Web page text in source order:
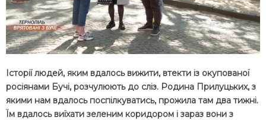
Історії людей, яким вдалось вижити, втекти із окупованої
росіянами Бучі, розчулюють до сліз. Родина Прилуцьких, з
якими нам вдалось поспілкуватись, прожила там два тижні.
Їм вдалось виїхати зеленим коридором і зараз вони з